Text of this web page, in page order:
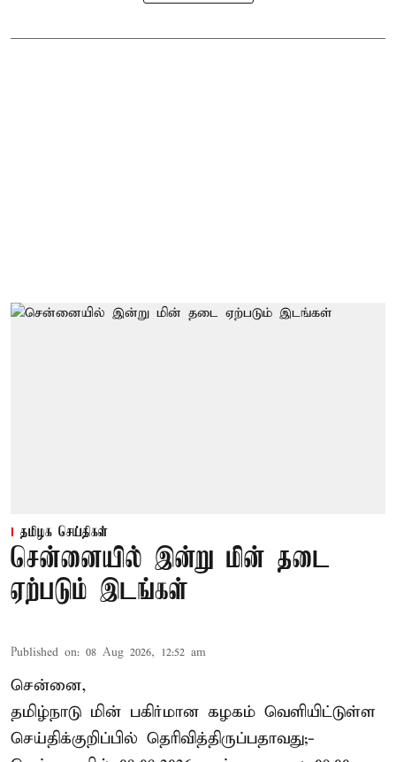
தமிழக செய்திகள்
சென்னையில் இன்று மின் தடை
ஏற்படும் இடங்கள்
Published on: 08 Aug 2026, 12:52 am
சென்னை,
தமிழ்நாடு மின் பகிர்மான கழகம் வெளியிட்டுள்ள
செய்திக்குறிப்பில் தெரிவித்திருப்பதாவது;-